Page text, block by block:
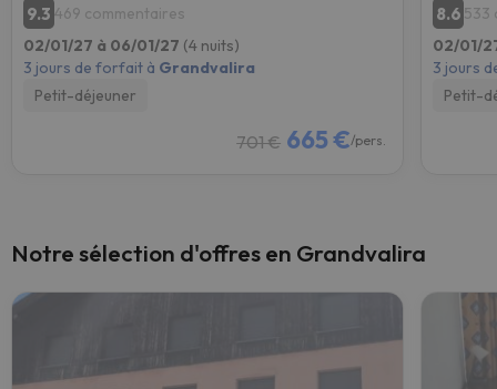
9.3 469 commentaires
02/01/27 à 06/01/27 (4 nuits)
3 jours de forfait à Grandvalira
Petit-déjeuner
701 € 665 €/pers.
8.6 533
02/01/
3 jours
Petit-
Notre sélection d'offres en Grandvalira